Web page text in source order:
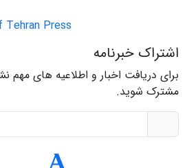
Tehran Press
اشتراک خبرنامه
برای دریافت اخبار و اطلاعیه های مهم
مشترک شوید.